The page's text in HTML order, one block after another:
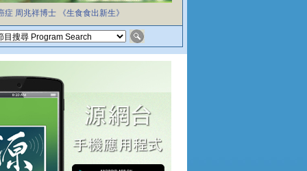
症 周兆祥博士 《生食食出新生》